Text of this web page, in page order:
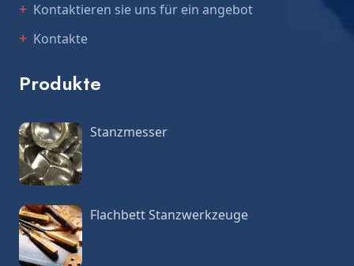
Kontaktieren sie uns für ein angebot
Kontakte
Produkte
Stanzmesser
Flachbett Stanzwerkzeuge